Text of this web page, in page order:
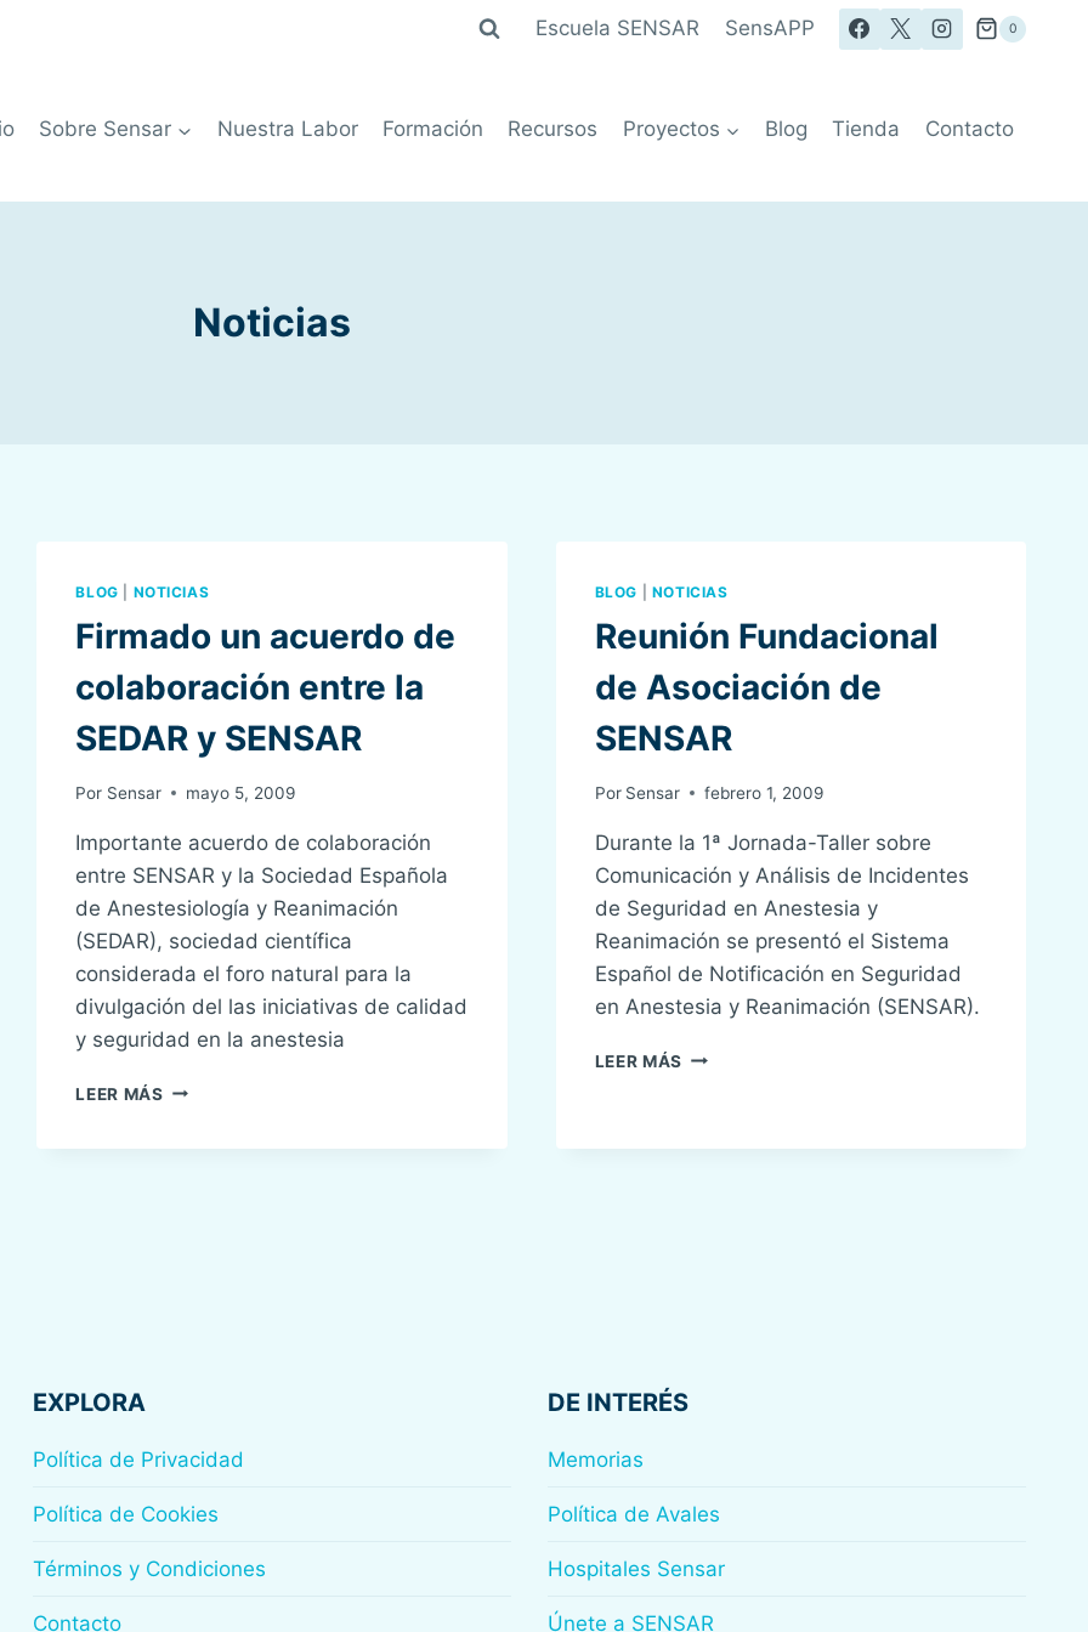
Escuela SENSAR SensAPP 0
Sobre Sensar Nuestra Labor Formación Recursos Proyectos Blog Tienda Contacto
Noticias
BLOG NOTICIAS
Firmado un acuerdo de
colaboración entre la
SEDAR y SENSAR
Por Sensar mayo 5, 2009
Importante acuerdo de colaboración
entre SENSAR y la Sociedad Española
de Anestesiología y Reanimación
(SEDAR), sociedad científica
considerada el foro natural para la
divulgación del las iniciativas de calidad
y seguridad en la anestesia
LEER MÁS FIRMADO
BLOG NOTICIAS
Reunión Fundacional
de Asociación de
SENSAR
Por Sensar febrero 1, 2009
Durante la 1ª Jornada-Taller sobre
Comunicación y Análisis de Incidentes
de Seguridad en Anestesia y
Reanimación se presentó el Sistema
Español de Notificación en Seguridad
en Anestesia y Reanimación (SENSAR).
LEER MÁS REUNIÓN
EXPLORA
Política de Privacidad
Política de Cookies
Términos y Condiciones
Contacto
DE INTERÉS
Memorias
Política de Avales
Hospitales Sensar
Únete a SENSAR